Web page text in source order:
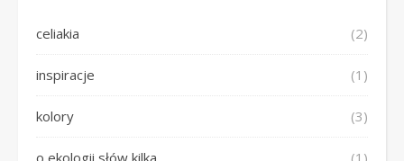
celiakia (2)
inspiracje (1)
kolory (3)
o ekologii słów kilka (1)